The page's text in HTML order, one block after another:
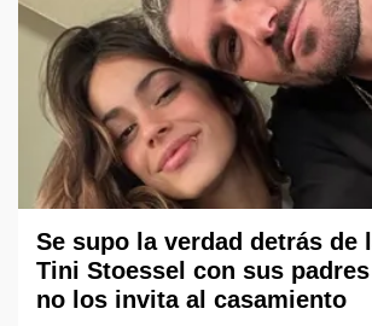
Se supo la verdad detrás de
Tini Stoessel con sus
no los invita al casamiento